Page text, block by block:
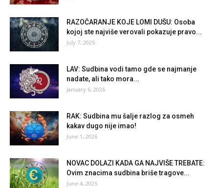
RAZOČARANJE KOJE LOMI DUŠU: Osoba
kojoj ste najviše verovali pokazuje pravo...
July 7, 2025
LAV: Sudbina vodi tamo gde se najmanje
nadate, ali tako mora...
January 6, 2026
RAK: Sudbina mu šalje razlog za osmeh
kakav dugo nije imao!
June 1, 2026
NOVAC DOLAZI KADA GA NAJVIŠE TREBATE:
Ovim znacima sudbina briše tragove...
June 4, 2025